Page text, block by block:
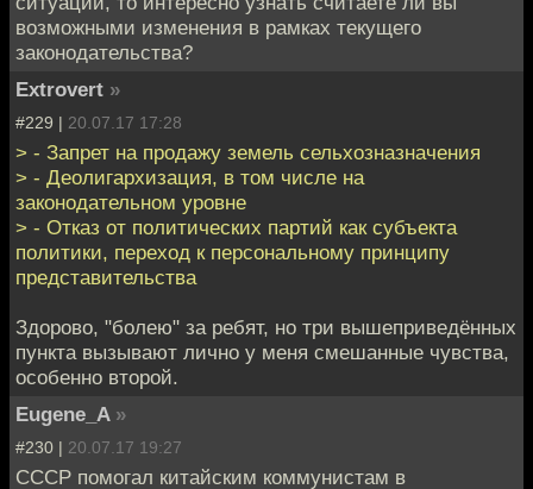
возможными изменения в рамках текущего
законодательства?
Extrovert »
#229 | 20.07.17 17:28
> - Запрет на продажу земель сельхозназначения
> - Деолигархизация, в том числе на
законодательном уровне
> - Отказ от политических партий как субъекта
политики, переход к персональному принципу
представительства
Здорово, "болею" за ребят, но три вышеприведённых
пункта вызывают лично у меня смешанные чувства,
особенно второй.
Eugene_A »
#230 | 20.07.17 19:27
СССР помогал китайским коммунистам в